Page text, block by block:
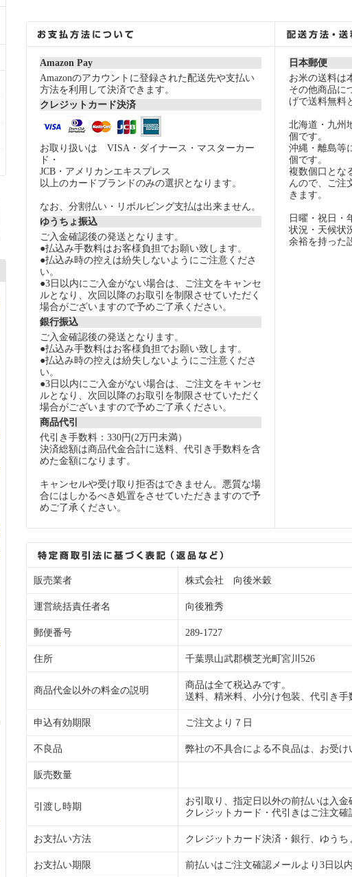
Amazon Pay
Amazonのアカウントに登録された配送先や支払い
方法を利用して決済できます。
クレジットカード決済
お取り扱いは VISA・ダイナース・マスターカー
ド・
JCB・アメリカンエキスプレス
以上のカードブランドのみの選択となります。
なお、分割払い・リボルビング支払は出来ません。
ゆうちょ振込
ご入金確認後の発送となります。
●払込み手数料はお客様負担でお願い致します。
●払込み時の控えは紛失しないようにご注意くださ
い。
●3日以内にご入金がない場合は、ご注文をキャンセ
ルとなり、次回以降のお取引を制限させていただく
場合がございますので予めご了承ください。
銀行振込
ご入金確認後の発送となります。
●払込み手数料はお客様負担でお願い致します。
●払込み時の控えは紛失しないようにご注意くださ
い。
●3日以内にご入金がない場合は、ご注文をキャンセ
ルとなり、次回以降のお取引を制限させていただく
場合がございますので予めご了承ください。
商品代引
代引き手数料：330円(2万円未満）
決済総額は商品代金合計に送料、代引き手数料を含
めた金額になります。
キャンセルや受け取り拒否はできません。悪質な場
合にはしかるべき処置をさせていただきますので予
めご了承ください。
日本郵便
お米の送料は
その他商品に
げで送料無料
北海道・九州
個です。
沖縄・離島等
個です。
複数個口とな
んので、ご注
きます。
日曜・祝日・
状況・天候状
余裕を持った
販売業者 株式会社 向後米穀
運営統括責任者名 向後雅秀
郵便番号 289-1727
住所 千葉県山武郡横芝光町宮川526
商品代金以外の料金の説明
商品は全て税込みです。
送料、精米料、小分け包装、代引き手
申込有効期限 ご注文より７日
不良品 弊社の不具合による不良品は、お受け
販売数量
引渡し時期
お引取り、指定日以外の前払いは入
クレジットカード・代引きはご注文
お支払い方法 クレジットカード決済・銀行、ゆう
お支払い期限 前払いはご注文確認メールより3日以